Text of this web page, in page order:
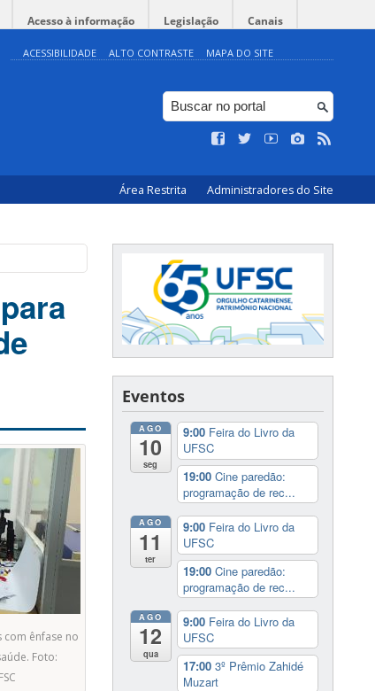
Acesso à informação Legislação Canais
ACESSIBILIDADE ALTO CONTRASTE MAPA DO SITE
Área Restrita Administradores do Site
com ênfase no
Foto:
Eventos
AGO
10
seg
9:00 Feira do Livro da
UFSC
19:00 Cine paredão:
programação de rec...
AGO
11
ter
9:00 Feira do Livro da
UFSC
19:00 Cine paredão:
programação de rec...
AGO
12
qua
9:00 Feira do Livro da
UFSC
17:00 3º Prêmio Zahidé
Muzart